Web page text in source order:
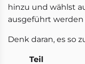
hinzu und wählst
ausgeführt werden
Denk daran, es so
Teil